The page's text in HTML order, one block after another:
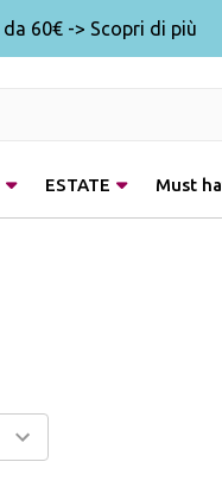
da 60€ -> Scopri di più
ESTATE Must